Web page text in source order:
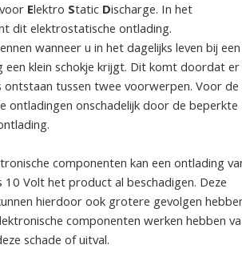
Elektro StaticDischarge. In het
dit elektrostatische ontlading.
wanneer u in het dagelijks leven bij een
een klein schokje krijgt. Dit komt doordat er
tussen twee voorwerpen. Voor de
ontladingen onschadelijk door de beperkte
componenten kan een ontlading
Volt het product al beschadigen. Deze
hierdoor ook grotere gevolgen
componenten werken hebben
schade of uitval.